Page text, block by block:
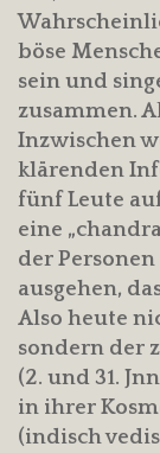
böse
sein und
zusammen.
Inzwischen
klärenden
fünf Leute
eine
der
ausgehen,
Also heute
sondern der
(2. und 31.
in ihrer
(indisch